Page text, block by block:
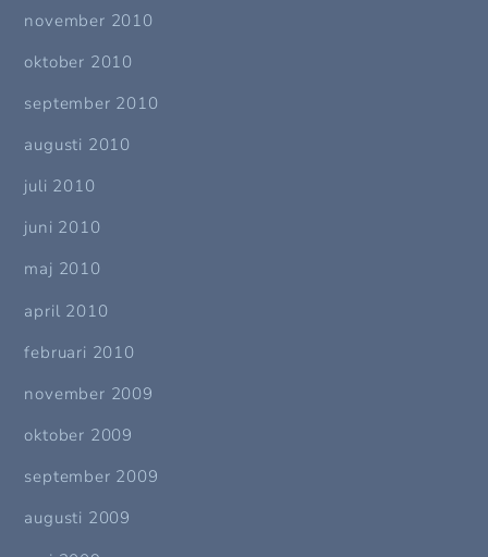
november 2010
oktober 2010
september 2010
augusti 2010
juli 2010
juni 2010
maj 2010
april 2010
februari 2010
november 2009
oktober 2009
september 2009
augusti 2009